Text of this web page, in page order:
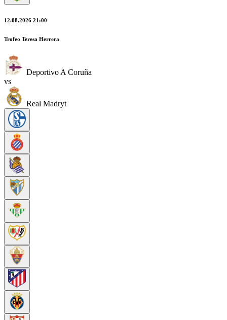
12.08.2026 21:00
Trofeo Teresa Herrera
Deportivo A Coruña
vs
Real Madryt